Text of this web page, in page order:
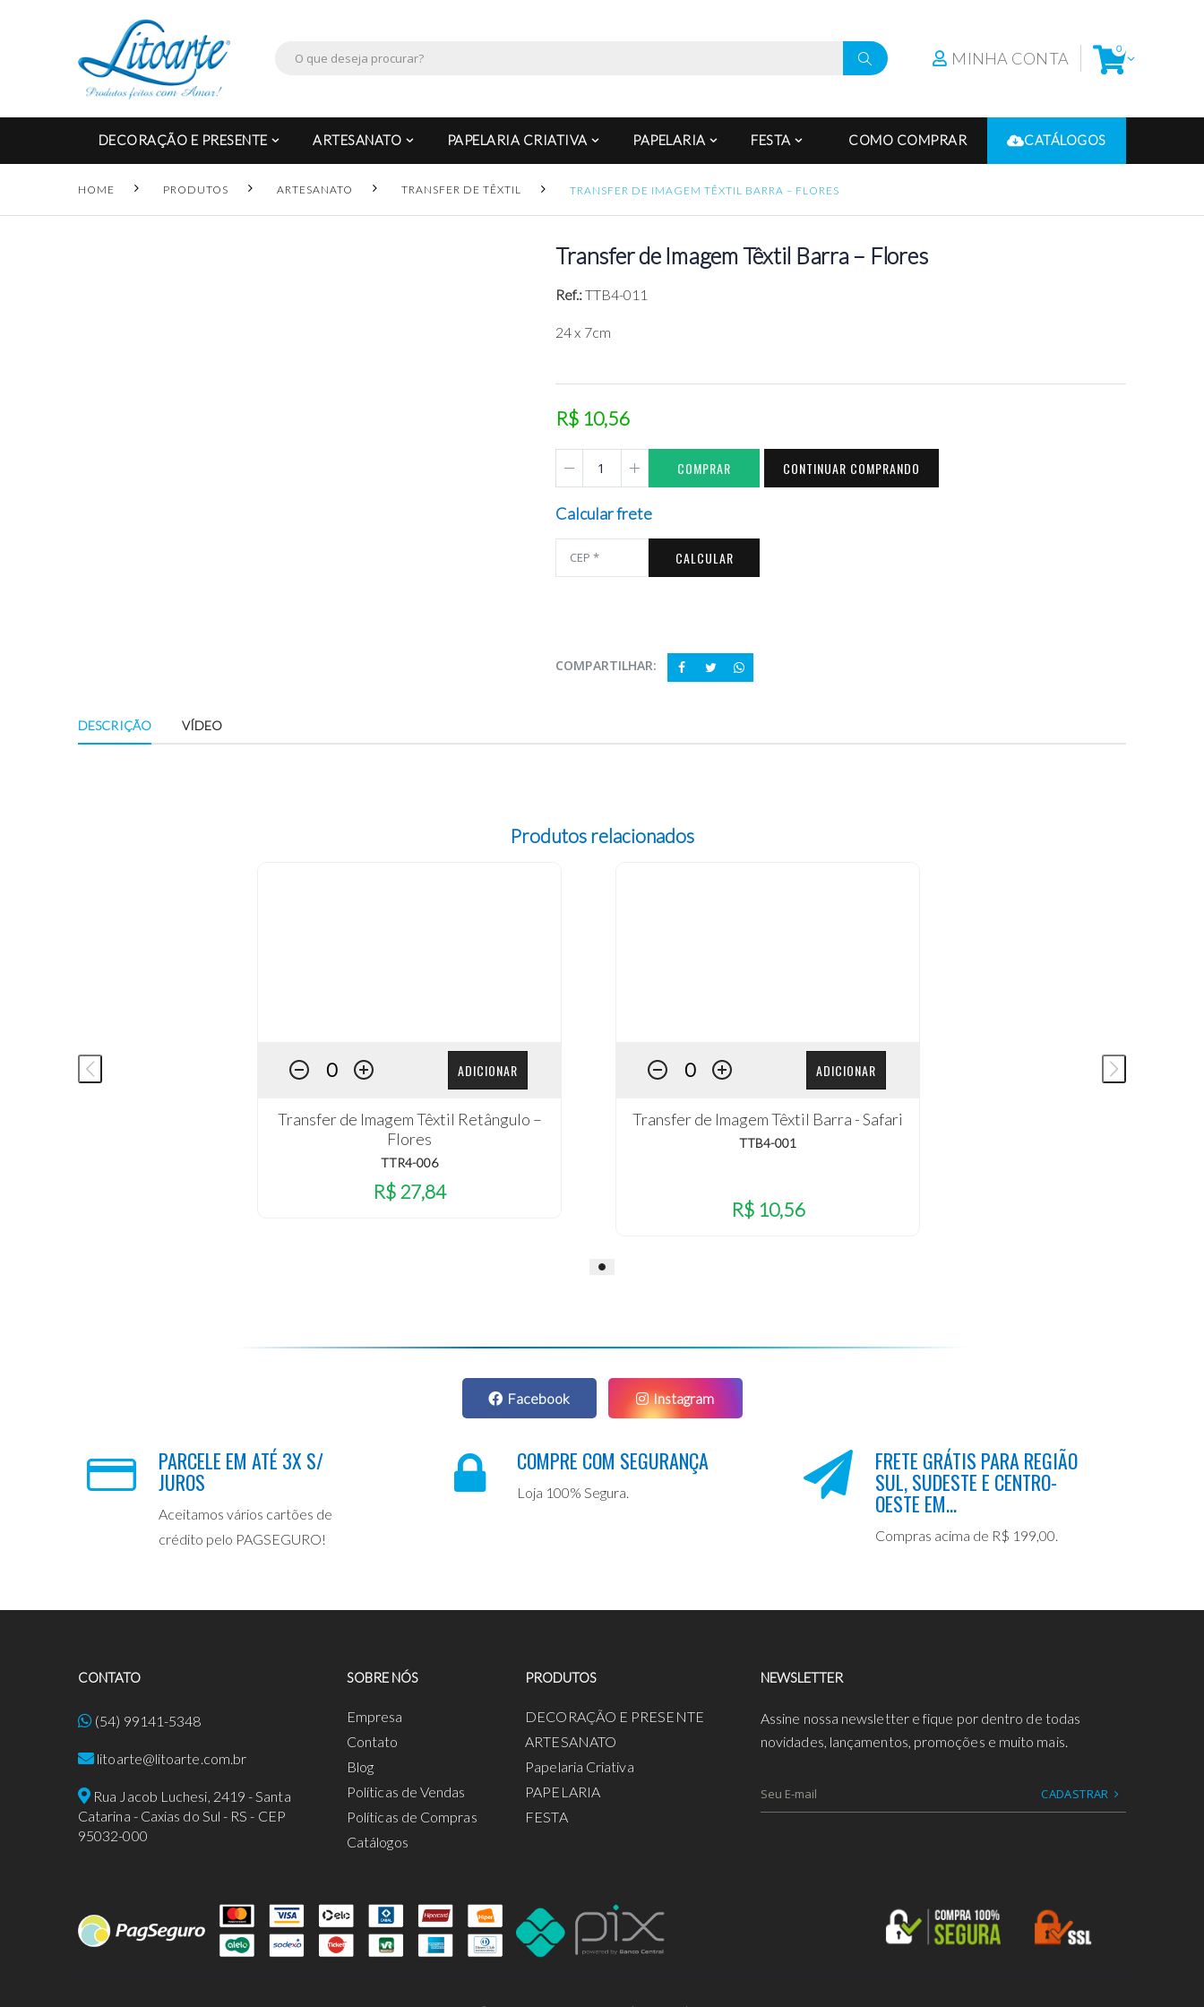
MINHA CONTA 0
DECORAÇÃO E PRESENTE ARTESANATO PAPELARIA CRIATIVA PAPELARIA FESTA COMO COMPRAR CATÁLOGOS
HOME PRODUTOS ARTESANATO TRANSFER DE TÊXTIL TRANSFER DE IMAGEM TÊXTIL BARRA – FLORES
Transfer de Imagem Têxtil Barra – Flores
Ref.:TTB4-011
24 x 7cm
R$ 10,56
COMPRAR CONTINUAR COMPRANDO
Calcular frete
CALCULAR
COMPARTILHAR:
DESCRIÇÃO VÍDEO
Produtos relacionados
ADICIONAR
Transfer de Imagem Têxtil Retângulo –
Flores
TTR4-006
R$ 27,84
ADICIONAR
Transfer de Imagem Têxtil Barra - Safari
TTB4-001
R$ 10,56
Facebook Instagram
PARCELE EM ATÉ 3X S/
JUROS
Aceitamos vários cartões de
crédito pelo PAGSEGURO!
COMPRE COM SEGURANÇA
Loja 100% Segura.
FRETE GRÁTIS PARA REGIÃO
SUL, SUDESTE E CENTRO-
OESTE EM...
Compras acima de R$ 199,00.
CONTATO
(54) 99141-5348
litoarte@litoarte.com.br
Rua Jacob Luchesi, 2419 - Santa
Catarina - Caxias do Sul - RS - CEP
95032-000
SOBRE NÓS
Empresa
Contato
Blog
Políticas de Vendas
Políticas de Compras
Catálogos
PRODUTOS
DECORAÇÃO E PRESENTE
ARTESANATO
Papelaria Criativa
PAPELARIA
FESTA
NEWSLETTER
Assine nossa newsletter e fique por dentro de todas
novidades, lançamentos, promoções e muito mais.
CADASTRAR